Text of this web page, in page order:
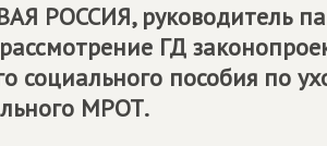
РОССИЯ, руководитель
ГД
социального пособия по
МРОТ.